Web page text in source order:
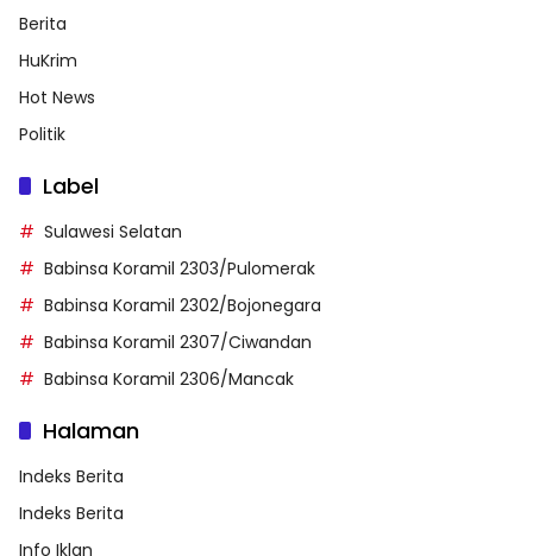
Berita
HuKrim
Hot News
Politik
Label
Sulawesi Selatan
Babinsa Koramil 2303/Pulomerak
Babinsa Koramil 2302/Bojonegara
Babinsa Koramil 2307/Ciwandan
Babinsa Koramil 2306/Mancak
Halaman
Indeks Berita
Indeks Berita
Info Iklan